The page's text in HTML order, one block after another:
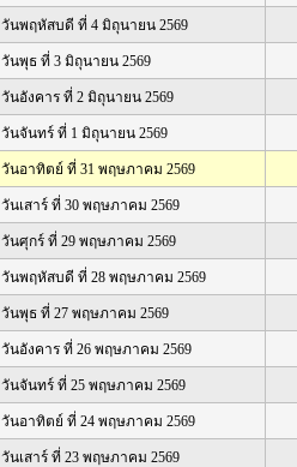
วันพฤหัสบดี ที่ 4 มิถุนายน 2569
วันพุธ ที่ 3 มิถุนายน 2569
วันอังคาร ที่ 2 มิถุนายน 2569
วันจันทร์ ที่ 1 มิถุนายน 2569
วันอาทิตย์ ที่ 31 พฤษภาคม 2569
วันเสาร์ ที่ 30 พฤษภาคม 2569
วันศุกร์ ที่ 29 พฤษภาคม 2569
วันพฤหัสบดี ที่ 28 พฤษภาคม 2569
วันพุธ ที่ 27 พฤษภาคม 2569
วันอังคาร ที่ 26 พฤษภาคม 2569
วันจันทร์ ที่ 25 พฤษภาคม 2569
วันอาทิตย์ ที่ 24 พฤษภาคม 2569
วันเสาร์ ที่ 23 พฤษภาคม 2569